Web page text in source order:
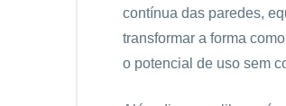
contínua das paredes,
transformar a forma
o potencial de uso sem